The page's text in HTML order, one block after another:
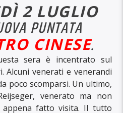
2 LUGLIO
PUNTATA
CINESE.
sera è incentrato sul
Alcuni venerati e venerandi
poco scomparsi. Un ultimo,
venerato ma non
fatto visita. Il tutto